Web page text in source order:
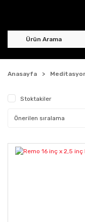
Anasayfa
Stoktakiler